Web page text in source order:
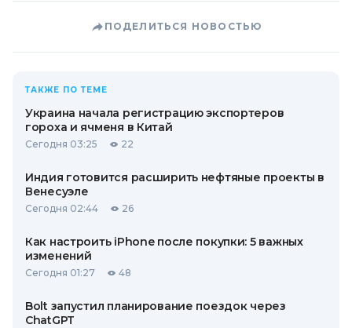
ПОДЕЛИТЬСЯ НОВОСТЬЮ
ТАКЖЕ ПО ТЕМЕ
Украина начала регистрацию экспортеров
гороха и ячменя в Китай
Сегодня 03:25 22
Индия готовится расширить нефтяные проекты в
Венесуэле
Сегодня 02:44 26
Как настроить iPhone после покупки: 5 важных
изменений
Сегодня 01:27 48
Bolt запустил планирование поездок через
ChatGPT